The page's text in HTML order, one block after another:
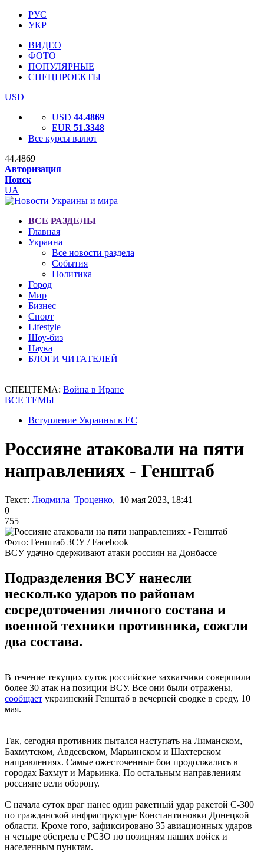
РУС
УКР
ВИДЕО
ФОТО
ПОПУЛЯРНЫЕ
СПЕЦПРОЕКТЫ
USD
USD 44.4869
EUR 51.3348
Все курсы валют
44.4869
Авторизация
Поиск
UA
ВСЕ РАЗДЕЛЫ
Главная
Украина
Все новости раздела
События
Политика
Город
Мир
Бизнес
Спорт
Lifestyle
Шоу-биз
Наука
БЛОГИ ЧИТАТЕЛЕЙ
СПЕЦТЕМА: Война в Иране
ВСЕ ТЕМЫ
Вступление Украины в ЕС
Россияне атаковали на пяти
направлениях - Генштаб
Текст: Людмила Троценко, 10 мая 2023, 18:41
0
755
Фото: Генштаб ЗСУ / Facebook
ВСУ удачно сдерживают атаки россиян на Донбассе
Подразделения ВСУ нанесли
несколько ударов по районам
сосредоточения личного состава и
военной техники противника, сожгли
два состава.
В течение текущих суток российские захватчики совершили
более 30 атак на позиции ВСУ. Все они были отражены,
сообщает украинский Генштаб в вечерней сводке в среду, 10
мая.
Так, сегодня противник пытался наступать на Лиманском,
Бахмутском, Авдеевском, Марьинском и Шахтерском
направлениях. Самые ожесточенные бои продолжались в
городах Бахмут и Марьинка. По остальным направлениям
россияне вели оборону.
С начала суток враг нанес один ракетный удар ракетой С-300
по гражданской инфраструктуре Константиновки Донецкой
области. Кроме того, зафиксировано 35 авиационных ударов
и четыре обстрела с РСЗО по позициям наших войск и
населенным пунктам.